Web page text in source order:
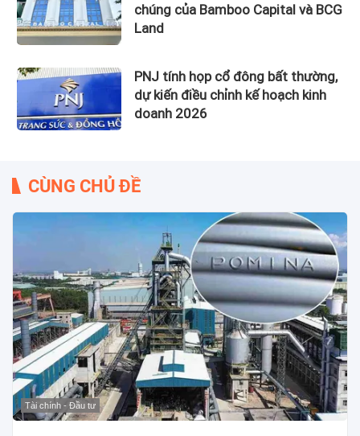
chúng của Bamboo Capital và BCG
Land
PNJ tính họp cổ đông bất thường,
dự kiến điều chỉnh kế hoạch kinh
doanh 2026
CÙNG CHỦ ĐỀ
Tài chính - Đầu tư